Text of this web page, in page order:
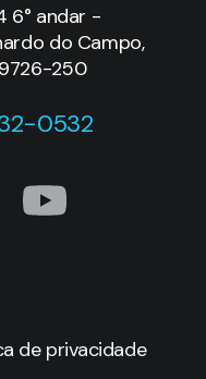
6° andar -
do Campo,
250
0532
de privacidade